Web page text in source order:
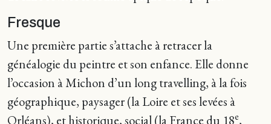
Fresque
Une première partie s’attache à retracer la
généalogie du peintre et son enfance. Elle donne
l’occasion à Michon d’un long travelling, à la fois
géographique, paysager (la Loire et ses levées à
Orléans), et historique, social (la France du 18e,